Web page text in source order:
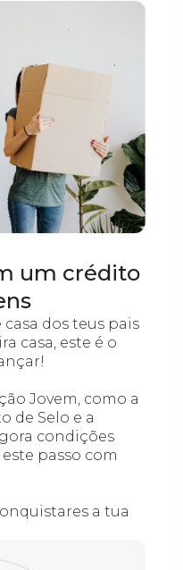
um crédito
casa dos teus pais
casa, este é o
Jovem, como a
de Selo e a
condições
passo com
a tua